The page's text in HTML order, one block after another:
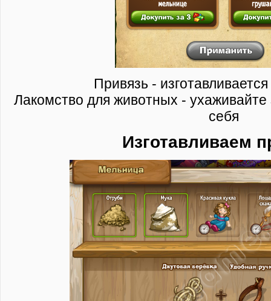
Привязь -
Лакомство для животных -
себя
Изготавливаем